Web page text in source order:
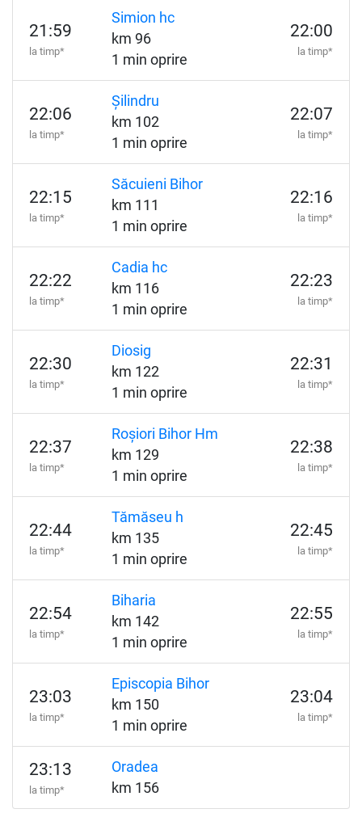
21:59
la timp*
Simion hc
km 96
1 min oprire
22:00
la timp*
22:06
la timp*
Șilindru
km 102
1 min oprire
22:07
la timp*
22:15
la timp*
Săcuieni Bihor
km 111
1 min oprire
22:16
la timp*
22:22
la timp*
Cadia hc
km 116
1 min oprire
22:23
la timp*
22:30
la timp*
Diosig
km 122
1 min oprire
22:31
la timp*
22:37
la timp*
Roșiori Bihor Hm
km 129
1 min oprire
22:38
la timp*
22:44
la timp*
Tămăseu h
km 135
1 min oprire
22:45
la timp*
22:54
la timp*
Biharia
km 142
1 min oprire
22:55
la timp*
23:03
la timp*
Episcopia Bihor
km 150
1 min oprire
23:04
la timp*
23:13
la timp*
Oradea
km 156